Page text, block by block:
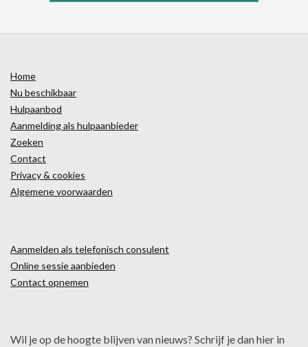
Home
Nu beschikbaar
Hulpaanbod
Aanmelding als hulpaanbieder
Zoeken
Contact
Privacy & cookies
Algemene voorwaarden
Aanmelden als telefonisch consulent
Online sessie aanbieden
Contact opnemen
Wil je op de hoogte blijven van nieuws? Schrijf je dan hier in